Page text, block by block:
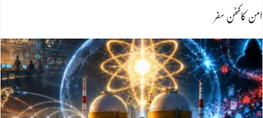
امن کاکٹھن سفر